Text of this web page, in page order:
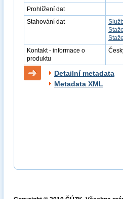
Prohlížení dat
Stahování dat
Kontakt - informace o
produktu
Detailní metadata
Metadata XML